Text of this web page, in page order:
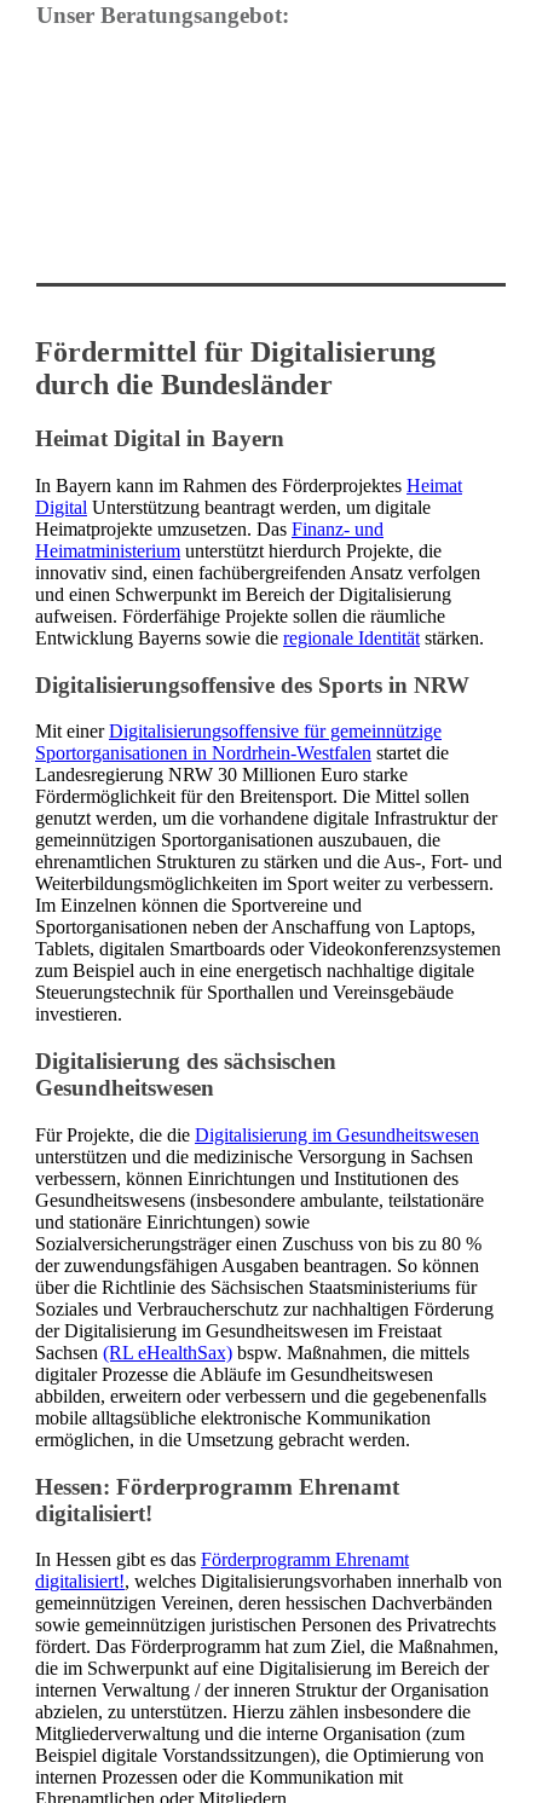
Unser Beratungsangebot:
Fördermittel für Digitalisierung
durch die Bundesländer
Heimat Digital in Bayern
In Bayern kann im Rahmen des Förderprojektes Heimat
Digital Unterstützung beantragt werden, um digitale
Heimatprojekte umzusetzen. Das Finanz- und
Heimatministerium unterstützt hierdurch Projekte, die
innovativ sind, einen fachübergreifenden Ansatz verfolgen
und einen Schwerpunkt im Bereich der Digitalisierung
aufweisen. Förderfähige Projekte sollen die räumliche
Entwicklung Bayerns sowie die regionale Identität stärken.
Digitalisierungsoffensive des Sports in NRW
Mit einerDigitalisierungsoffensive für gemeinnützige
Sportorganisationen in Nordrhein-Westfalen startet die
Landesregierung NRW 30 Millionen Euro starke
Fördermöglichkeit für den Breitensport. Die Mittel sollen
genutzt werden, um die vorhandene digitale Infrastruktur der
gemeinnützigen Sportorganisationen auszubauen, die
ehrenamtlichen Strukturen zu stärken und die Aus-, Fort- und
Weiterbildungsmöglichkeiten im Sport weiter zu verbessern.
Im Einzelnen können die Sportvereine und
Sportorganisationen neben der Anschaffung von Laptops,
Tablets, digitalen Smartboards oder Videokonferenzsystemen
zum Beispiel auch in eine energetisch nachhaltige digitale
Steuerungstechnik für Sporthallen und Vereinsgebäude
investieren.
Digitalisierung des sächsischen
Gesundheitswesen
Für Projekte, die die Digitalisierung im Gesundheitswesen
unterstützen und die medizinische Versorgung in Sachsen
verbessern, können Einrichtungen und Institutionen des
Gesundheitswesens (insbesondere ambulante, teilstationäre
und stationäre Einrichtungen) sowie
Sozialversicherungsträger einen Zuschuss von bis zu 80 %
der zuwendungsfähigen Ausgaben beantragen. So können
über die Richtlinie des Sächsischen Staatsministeriums für
Soziales und Verbraucherschutz zur nachhaltigen Förderung
der Digitalisierung im Gesundheitswesen im Freistaat
Sachsen (RL eHealthSax) bspw. Maßnahmen, die mittels
digitaler Prozesse die Abläufe im Gesundheitswesen
abbilden, erweitern oder verbessern und die gegebenenfalls
mobile alltagsübliche elektronische Kommunikation
ermöglichen, in die Umsetzung gebracht werden.
Hessen: Förderprogramm Ehrenamt
digitalisiert!
In Hessen gibt es das Förderprogramm Ehrenamt
digitalisiert!, welches Digitalisierungsvorhaben innerhalb von
gemeinnützigen Vereinen, deren hessischen Dachverbänden
sowie gemeinnützigen juristischen Personen des Privatrechts
fördert. Das Förderprogramm hat zum Ziel, die Maßnahmen,
die im Schwerpunkt auf eine Digitalisierung im Bereich der
internen Verwaltung / der inneren Struktur der Organisation
abzielen, zu unterstützen. Hierzu zählen insbesondere die
Mitgliederverwaltung und die interne Organisation (zum
Beispiel digitale Vorstandssitzungen), die Optimierung von
internen Prozessen oder die Kommunikation mit